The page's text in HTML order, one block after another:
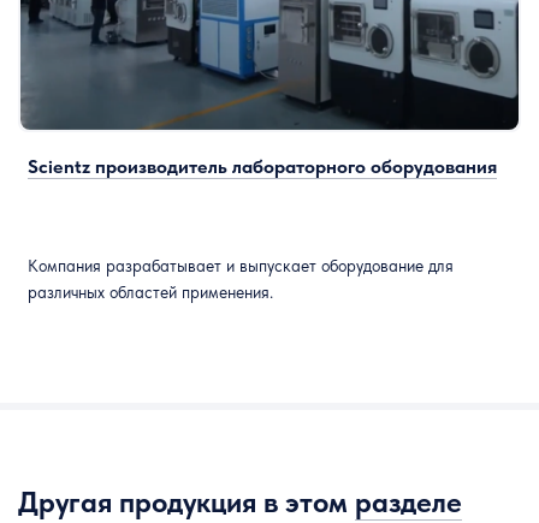
Scientz производитель лабораторного оборудования
Компания разрабатывает и выпускает оборудование для
различных областей применения.
Другая продукция в этом разделе